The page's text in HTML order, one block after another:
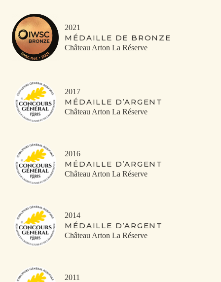
2021
MÉDAILLE DE BRONZE
Château Arton La Réserve
2017
MÉDAILLE D’ARGENT
Château Arton La Réserve
2016
MÉDAILLE D’ARGENT
Château Arton La Réserve
2014
MÉDAILLE D’ARGENT
Château Arton La Réserve
2011